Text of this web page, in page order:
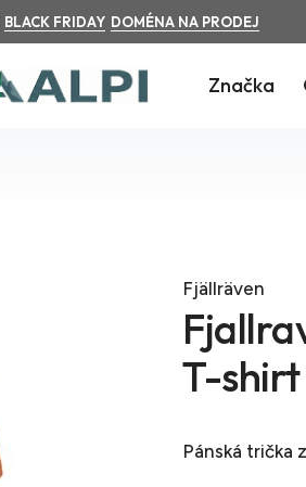
BLACK FRIDAY DOMÉNA NA PRODEJ
Značka
Fjällräven
T-
Pánská trička